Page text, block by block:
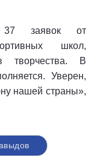
заявок от
школ,
творчества. В
Уверен,
нашей страны»,